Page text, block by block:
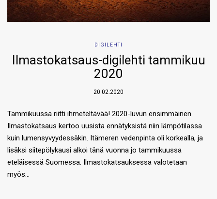
DIGILEHTI
Ilmastokatsaus-digilehti tammikuu
2020
20.02.2020
Tammikuussa riitti ihmeteltävää! 2020-luvun ensimmäinen
Ilmastokatsaus kertoo uusista ennätyksistä niin lämpötilassa
kuin lumensyvyydessäkin. Itämeren vedenpinta oli korkealla, ja
lisäksi siitepölykausi alkoi tänä vuonna jo tammikuussa
eteläisessä Suomessa. Ilmastokatsauksessa valotetaan
myös…